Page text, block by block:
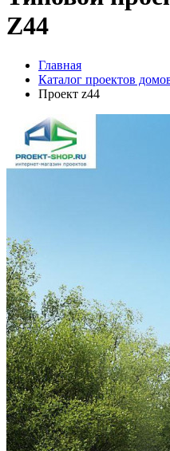
Z44
Главная
Каталог проектов
Проект z44